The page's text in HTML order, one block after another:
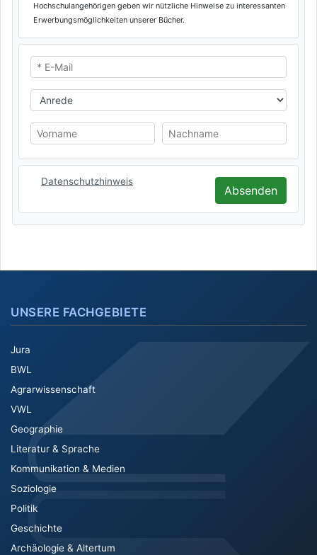
Hochschulangehörigen geben wir nützliche Hinweise zu interessanten
Erwerbungsmöglichkeiten unserer Bücher.
* E-Mail
Anrede
Vorname Nachname
Datenschutzhinweis
Absenden
UNSERE FACHGEBIETE
Jura
BWL
Agrarwissenschaft
VWL
Geographie
Literatur & Sprache
Kommunikation & Medien
Soziologie
Politik
Geschichte
Archäologie & Altertum